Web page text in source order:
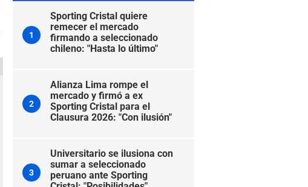
1
Sporting Cristal quiere
remecer el mercado
firmando a seleccionado
chileno: "Hasta lo último"
2
Alianza Lima rompe el
mercado y firmó a ex
Sporting Cristal para el
Clausura 2026: "Con ilusión"
3
Universitario se ilusiona con
sumar a seleccionado
peruano ante Sporting